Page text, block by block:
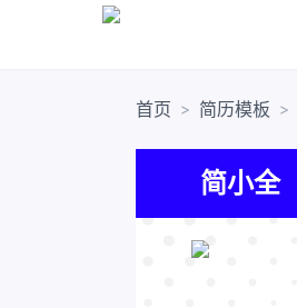
首页 > 简历模板 >
简小全